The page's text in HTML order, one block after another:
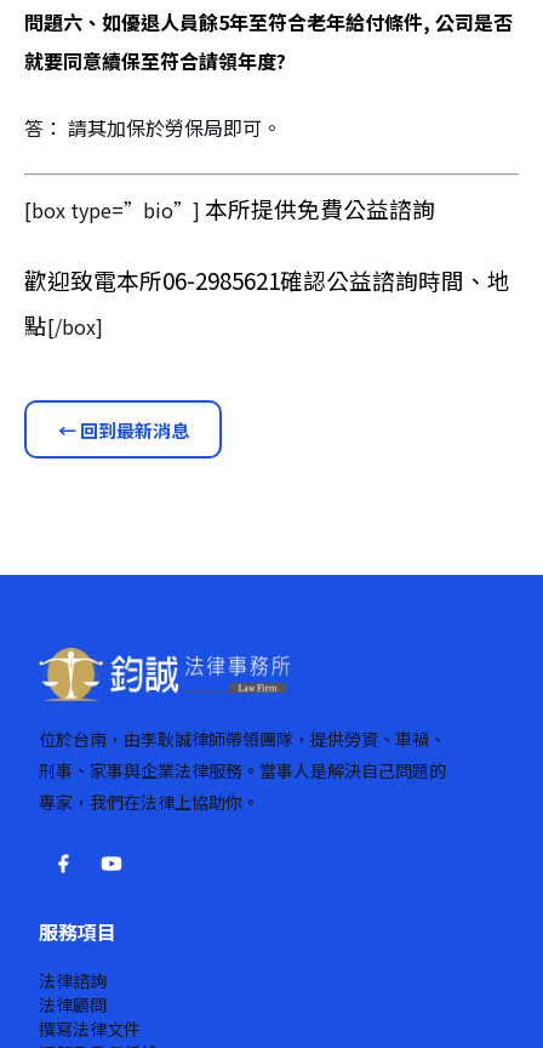
問題六、如優退人員餘5年至符合老年給付條件, 公司是否
就要同意續保至符合請領年度?
答： 請其加保於勞保局即可。
[box type=”bio”] 本所提供免費公益諮詢
歡迎致電本所06-2985621確認公益諮詢時間、地
點[/box]
← 回到最新消息
位於台南，由李耿誠律師帶領團隊，提供勞資、車禍、
刑事、家事與企業法律服務。當事人是解決自己問題的
專家，我們在法律上協助你。
服務項目
法律諮詢
法律顧問
撰寫法律文件